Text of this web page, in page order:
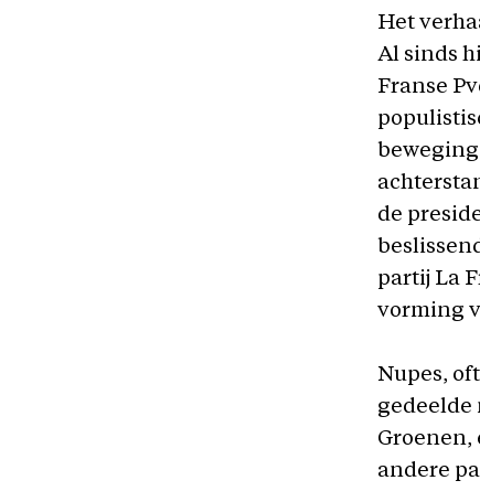
Het
Al sinds
Franse
de
partij La
vorming
Nupes,
gedeelde
Groenen,
andere